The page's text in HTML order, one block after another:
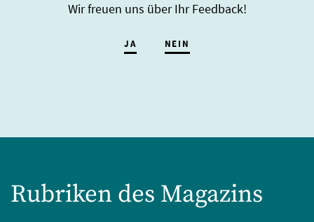
Wir freuen uns über Ihr Feedback!
JA NEIN
Rubriken des Magazins